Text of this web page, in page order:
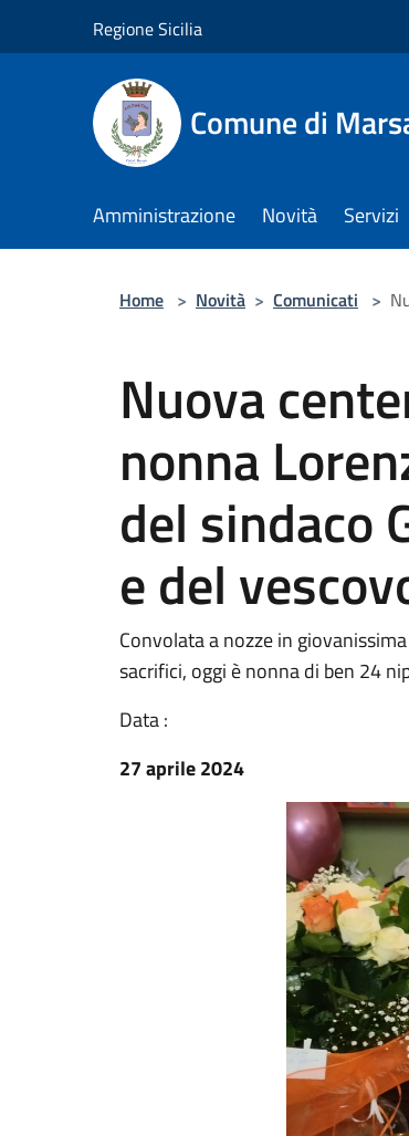
Regione Sicilia
Comune di
Amministrazione Novità Servizi
Home > Novità > Comunicati >
Nuova
nonna
del sindaco
e del
Convolata a nozze in
sacrifici, oggi è nonna di ben 24
Data :
27 aprile 2024